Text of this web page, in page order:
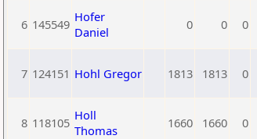
6 145549 Hofer
Daniel
0 0 0
7 124151 Hohl Gregor 1813 1813 0
8 118105 Holl
Thomas
1660 1660 0